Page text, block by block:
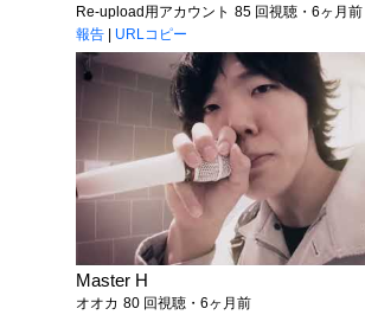
Re-upload用アカウント 85 回視聴・6ヶ月前
報告
URLコピー
Master H
オオカ 80 回視聴・6ヶ月前